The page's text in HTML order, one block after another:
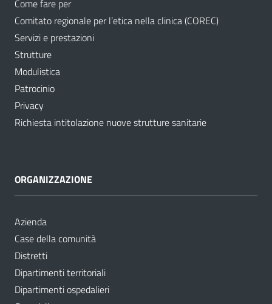
Come fare per
Comitato regionale per l’etica nella clinica (COREC)
Servizi e prestazioni
Strutture
Modulistica
Patrocinio
Privacy
Richiesta intitolazione nuove strutture sanitarie
ORGANIZZAZIONE
Azienda
Case della comunità
Distretti
Dipartimenti territoriali
Dipartimenti ospedalieri